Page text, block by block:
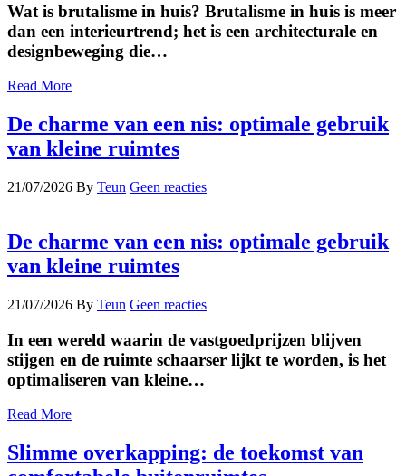
Wat is brutalisme in huis? Brutalisme in huis is meer
dan een interieurtrend; het is een architecturale en
designbeweging die…
Read More
De charme van een nis: optimale gebruik
van kleine ruimtes
21/07/2026 By Teun Geen reacties
De charme van een nis: optimale gebruik
van kleine ruimtes
21/07/2026 By Teun Geen reacties
In een wereld waarin de vastgoedprijzen blijven
stijgen en de ruimte schaarser lijkt te worden, is het
optimaliseren van kleine…
Read More
Slimme overkapping: de toekomst van